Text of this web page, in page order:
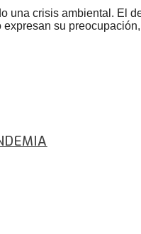
una crisis ambiental. El
su